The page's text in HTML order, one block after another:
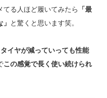
てる人ほど履いてみたら
「最
と驚くと思います笑。
タイヤが減っていっても性能
この感覚で長く使い続けられ